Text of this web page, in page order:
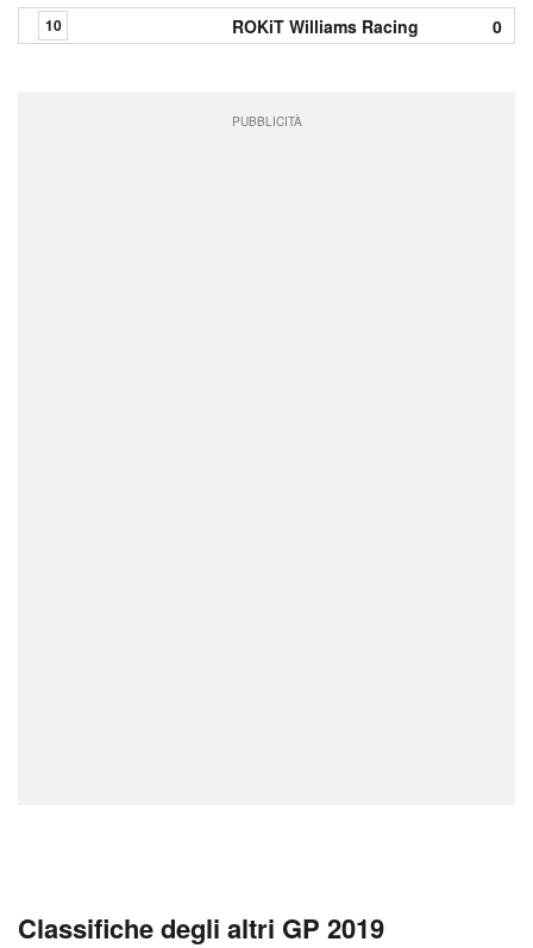
10 ROKiT Williams Racing 0
PUBBLICITÀ
Classifiche degli altri GP 2019